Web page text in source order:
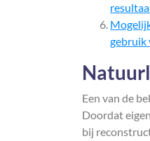
gebruik
Een van de
Doordat
bij